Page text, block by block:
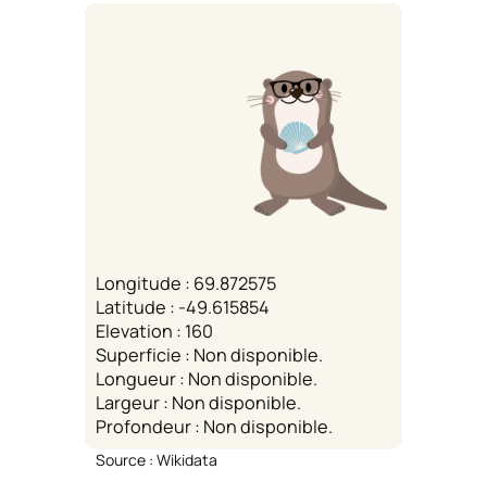
Longitude : 69.872575
Latitude : -49.615854
Elevation : 160
Superficie : Non disponible.
Longueur : Non disponible.
Largeur : Non disponible.
Profondeur : Non disponible.
Source : Wikidata